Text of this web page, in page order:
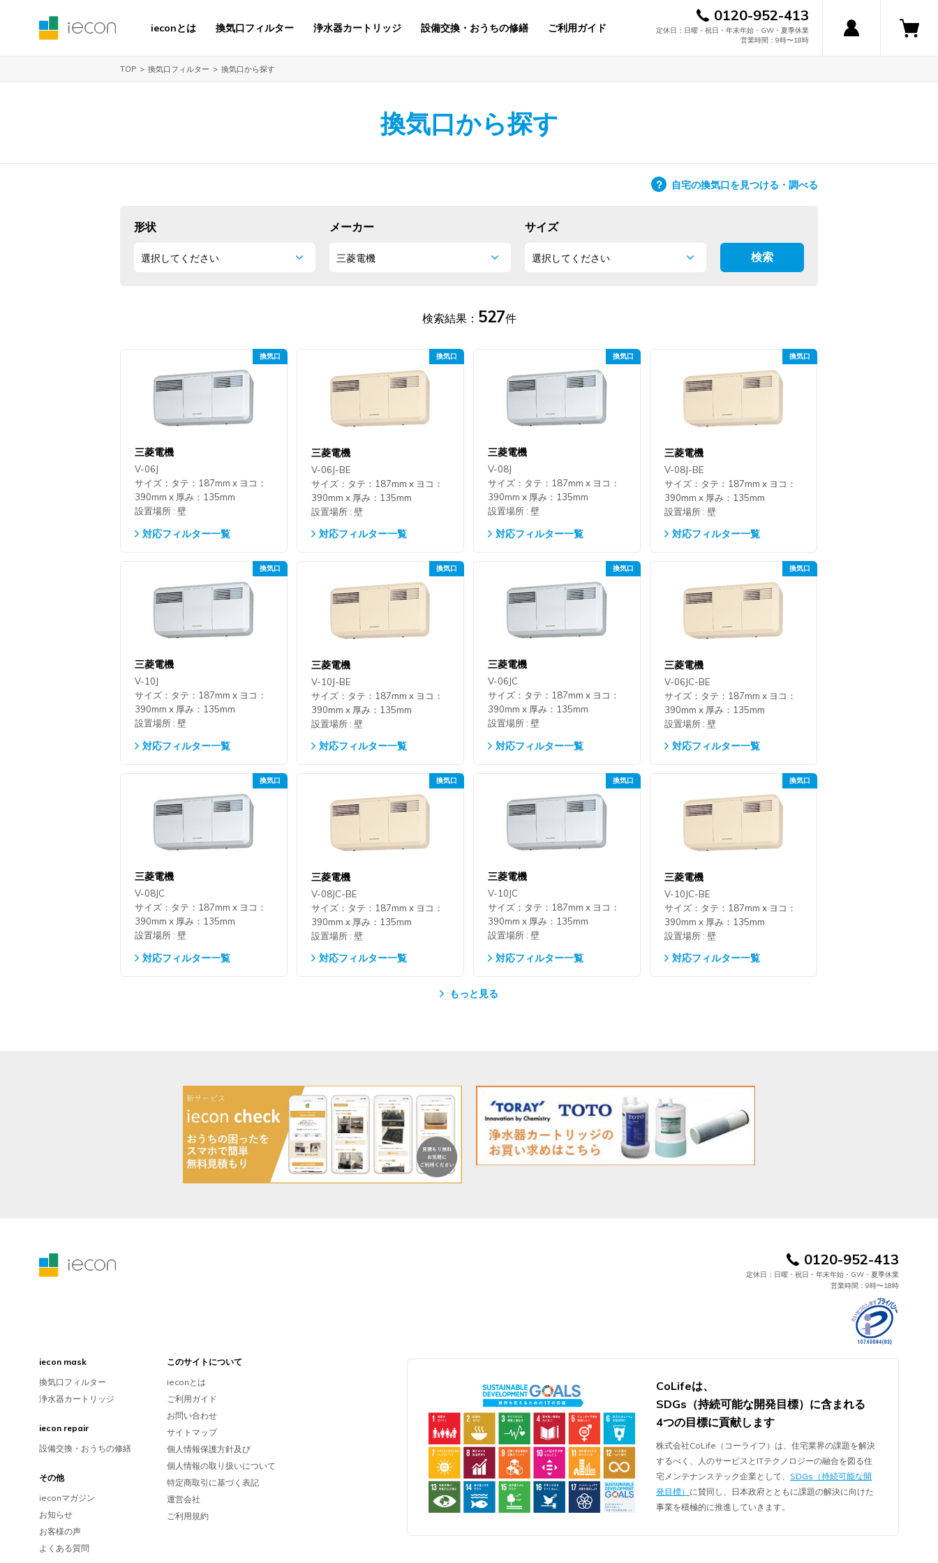
ieconとは 換気口フィルター 浄水器カートリッジ 設備交換・おうちの修繕 ご利用ガイド
0120-952-413
定休日：日曜・祝日・年末年始・GW・夏季休業
営業時間：9時〜18時
TOP 換気口フィルター 換気口から探す
換気口から探す
自宅の換気口を見つける・調べる
形状 メーカー サイズ
検索結果： 527件
三菱電機
V-06J
サイズ：タテ：187mm x ヨコ：
390mm x 厚み：135mm
設置場所 : 壁
対応フィルター一覧
三菱電機
V-06J-BE
サイズ：タテ：187mm x ヨコ：
390mm x 厚み：135mm
設置場所 : 壁
対応フィルター一覧
三菱電機
V-08J
サイズ：タテ：187mm x ヨコ：
390mm x 厚み：135mm
設置場所 : 壁
対応フィルター一覧
三菱電機
V-08J-BE
サイズ：タテ：187mm x ヨコ：
390mm x 厚み：135mm
設置場所 : 壁
対応フィルター一覧
三菱電機
V-10J
サイズ：タテ：187mm x ヨコ：
390mm x 厚み：135mm
設置場所 : 壁
対応フィルター一覧
三菱電機
V-10J-BE
サイズ：タテ：187mm x ヨコ：
390mm x 厚み：135mm
設置場所 : 壁
対応フィルター一覧
三菱電機
V-06JC
サイズ：タテ：187mm x ヨコ：
390mm x 厚み：135mm
設置場所 : 壁
対応フィルター一覧
三菱電機
V-06JC-BE
サイズ：タテ：187mm x ヨコ：
390mm x 厚み：135mm
設置場所 : 壁
対応フィルター一覧
三菱電機
V-08JC
サイズ：タテ：187mm x ヨコ：
390mm x 厚み：135mm
設置場所 : 壁
対応フィルター一覧
三菱電機
V-08JC-BE
サイズ：タテ：187mm x ヨコ：
390mm x 厚み：135mm
設置場所 : 壁
対応フィルター一覧
三菱電機
V-10JC
サイズ：タテ：187mm x ヨコ：
390mm x 厚み：135mm
設置場所 : 壁
対応フィルター一覧
三菱電機
V-10JC-BE
サイズ：タテ：187mm x ヨコ：
390mm x 厚み：135mm
設置場所 : 壁
対応フィルター一覧
もっと見る
0120-952-413
定休日：日曜・祝日・年末年始・GW・夏季休業
営業時間：9時〜18時
iecon mask
換気口フィルター
浄水器カートリッジ
iecon repair
設備交換・おうちの修繕
その他
ieconマガジン
お知らせ
お客様の声
よくある質問
このサイトについて
ieconとは
ご利用ガイド
お問い合わせ
サイトマップ
個人情報保護方針及び
個人情報の取り扱いについて
特定商取引に基づく表記
運営会社
ご利用規約
CoLifeは、
SDGs（持続可能な開発目標）に含まれる
4つの目標に貢献します
株式会社CoLife（コーライフ）は、住宅業界の課題を解決
するべく、人のサービスとITテクノロジーの融合を図る住
宅メンテナンステック企業として、 SDGs（持続可能な開
発目標） に賛同し、日本政府とともに課題の解決に向けた
事業を積極的に推進していきます。